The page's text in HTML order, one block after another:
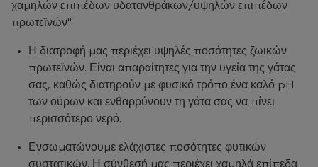
χαμηλών επιπέδων υδατανθράκων/υψηλών επιπέδων
πρωτεϊνών"
Η διατροφή μας περιέχει υψηλές ποσότητες ζωικών
πρωτεϊνών. Είναι απαραίτητες για την υγεία της γάτας
σας, καθώς διατηρούν με φυσικό τρόπο ένα καλό pH
των ούρων και ενθαρρύνουν τη γάτα σας να πίνει
περισσότερο νερό.
Ενσωματώνουμε ελάχιστες ποσότητες φυτικών